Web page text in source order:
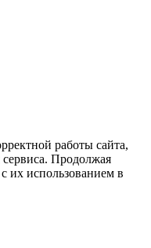
работы сайта,
Продолжая
их использованием в